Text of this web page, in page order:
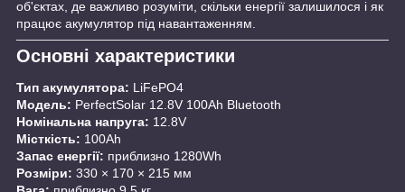
об'єктах, де важливо розуміти, скільки енергії залишилося і як
працює акумулятор під навантаженням.
Основні характеристики
Тип акумулятора: LiFePO4
Модель: PerfectSolar 12.8V 100Ah Bluetooth
Номінальна напруга: 12.8V
Місткість: 100Ah
Запас енергії: приблизно 1280Wh
Розміри: 330 × 170 × 215 мм